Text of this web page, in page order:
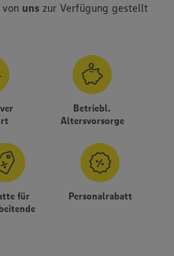
ein, um Ihnen
uns zur Verfügung gestellt
Betriebl.
Altersvorsorge
für
Personalrabatt